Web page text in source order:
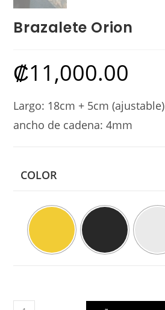
Brazalete Orion
₡11,000.00
Largo: 18cm + 5cm (ajustable)
ancho de cadena: 4mm
COLOR
Brazalete